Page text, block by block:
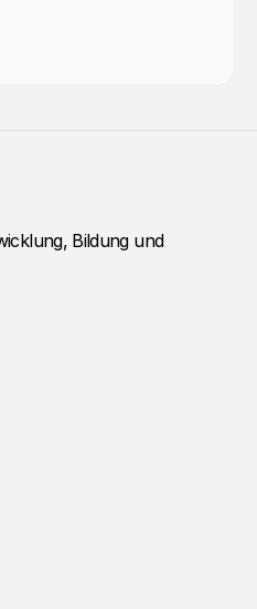
Bildung und